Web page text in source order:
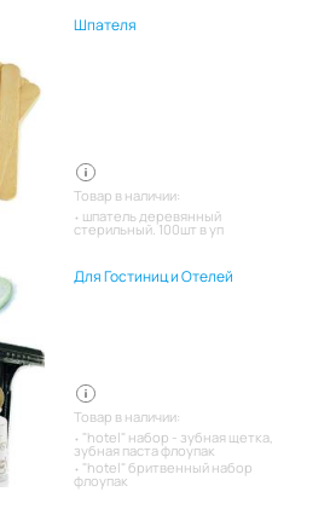
Шпателя
Товар в наличии:
шпатель деревянный
стерильный. 100шт в уп
Для Гостиниц и Отелей
Товар в наличии:
"hotel" набор - зубная щетка,
зубная паста флоупак
"hotel" бритвенный набор
флоупак